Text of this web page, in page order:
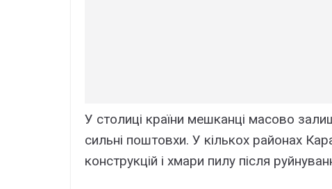
У столиці країни мешканці масово
сильні поштовхи. У кількох районах
конструкцій і хмари пилу після